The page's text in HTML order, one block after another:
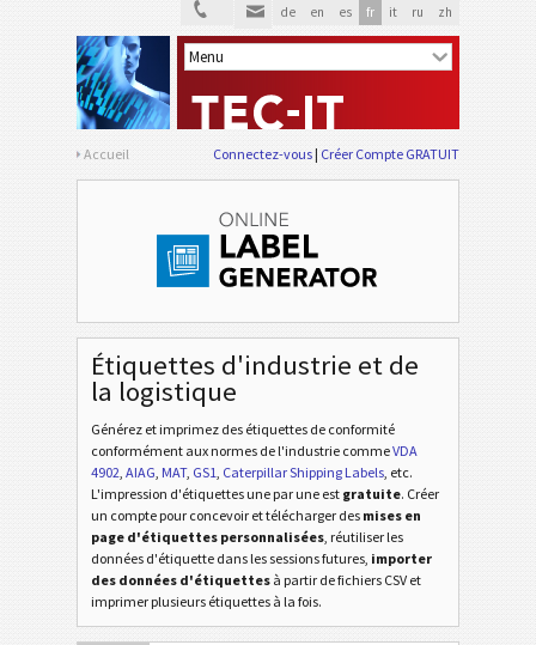
de en es fr it ru zh
Accueil Connectez-vous Créer Compte GRATUIT
Étiquettes d'industrie et de
la logistique
Générez et imprimez des étiquettes de conformité
conformément aux normes de l'industrie commeVDA
4902, AIAG, MAT, GS1, Caterpillar Shipping Labels, etc.
L'impression d'étiquettes une par une est gratuite. Créer
un compte pour concevoir et télécharger des mises en
page d'étiquettes personnalisées, réutiliser les
données d'étiquette dans les sessions futures, importer
des données d'étiquettes à partir de fichiers CSV et
imprimer plusieurs étiquettes à la fois.